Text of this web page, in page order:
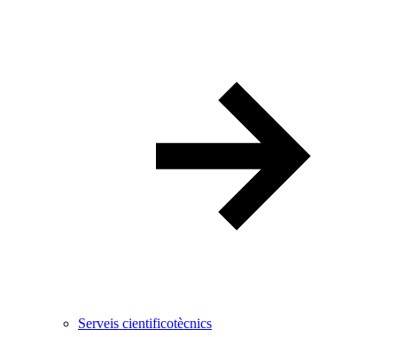
Serveis cientificotècnics